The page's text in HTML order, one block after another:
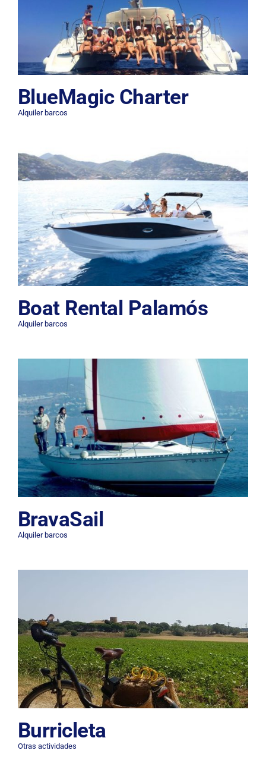
BlueMagic Charter
Alquiler barcos
Boat Rental Palamós
Alquiler barcos
BravaSail
Alquiler barcos
Burricleta
Otras actividades